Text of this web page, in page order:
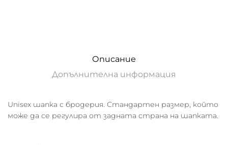
Описание
Допълнителна информация
Unisex шапка с бродерия. Стандартен размер, който
може да се регулира от задната страна на шапката.